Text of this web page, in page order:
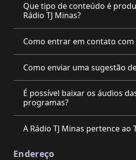
Que tipo de conteúdo é
Rádio TJ Minas?
Como entrar em contato com
Como enviar uma sugestão
É possível baixar os áudios
programas?
A Rádio TJ Minas pertence ao
Endereço